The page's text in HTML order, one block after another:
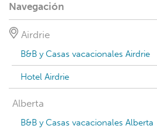
Navegación
Airdrie
B&B y Casas vacacionales Airdrie
Hotel Airdrie
Alberta
B&B y Casas vacacionales Alberta